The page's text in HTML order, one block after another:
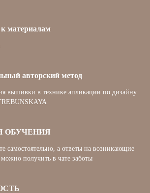
к материалам
авторский метод
вышивки в технике апликации по дизайну
ОБУЧЕНИЯ
самостоятельно, а ответы на возникающие
получить в чате заботы